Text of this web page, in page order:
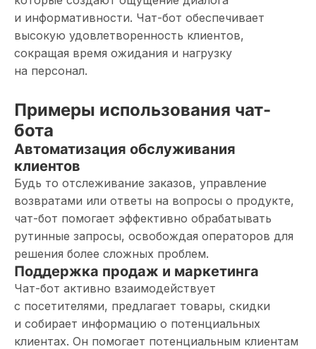
и информативности. Чат-бот обеспечивает
высокую удовлетворенность клиентов,
сокращая время ожидания и нагрузку
на персонал.
Примеры использования чат-
бота
Автоматизация обслуживания
клиентов
Будь то отслеживание заказов, управление
возвратами или ответы на вопросы о продукте,
чат-бот помогает эффективно обрабатывать
рутинные запросы, освобождая операторов для
решения более сложных проблем.
Поддержка продаж и маркетинга
Чат-бот активно взаимодействует
с посетителями, предлагает товары, скидки
и собирает информацию о потенциальных
клиентах. Он помогает потенциальным клиентам